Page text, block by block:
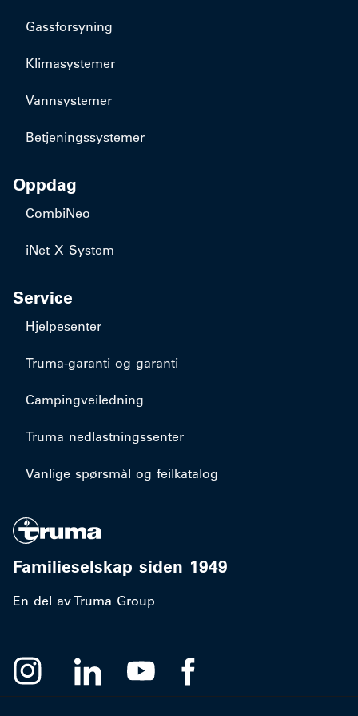
Gassforsyning
Klimasystemer
Vannsystemer
Betjeningssystemer
Oppdag
CombiNeo
iNet X System
Service
Hjelpesenter
Truma-garanti og garanti
Campingveiledning
Truma nedlastningssenter
Vanlige spørsmål og feilkatalog
Familieselskap siden 1949
En del av Truma Group